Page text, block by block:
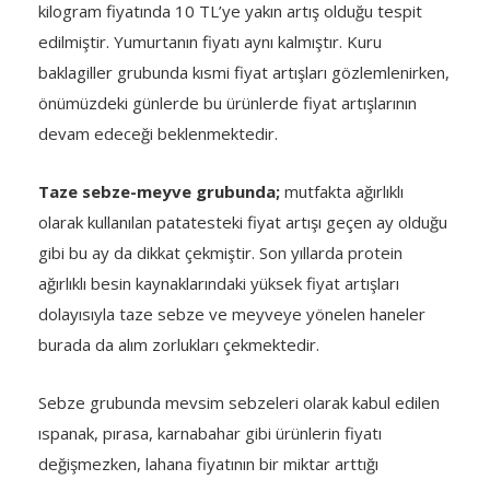
kilogram fiyatında 10 TL’ye yakın artış olduğu tespit
edilmiştir. Yumurtanın fiyatı aynı kalmıştır. Kuru
baklagiller grubunda kısmi fiyat artışları gözlemlenirken,
önümüzdeki günlerde bu ürünlerde fiyat artışlarının
devam edeceği beklenmektedir.
Taze sebze-meyve grubunda; mutfakta ağırlıklı
olarak kullanılan patatesteki fiyat artışı geçen ay olduğu
gibi bu ay da dikkat çekmiştir. Son yıllarda protein
ağırlıklı besin kaynaklarındaki yüksek fiyat artışları
dolayısıyla taze sebze ve meyveye yönelen haneler
burada da alım zorlukları çekmektedir.
Sebze grubunda mevsim sebzeleri olarak kabul edilen
ıspanak, pırasa, karnabahar gibi ürünlerin fiyatı
değişmezken, lahana fiyatının bir miktar arttığı